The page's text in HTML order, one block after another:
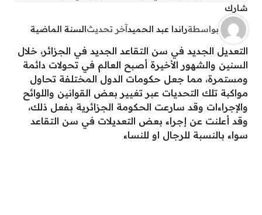
شارك
بواسطةراندا عبد الحميدآخر تحديثالسنة الماضية
التعديل الجديد في سن التقاعد الجديد في الجزائر، خلال
السنين والشهور الأخيرة أصبح العالم في تحولات دائمة
ومستمرة، مما جعل حكومات الدول المختلفة تحاول
مواكبة تلك التحديات عبر تغيير بعض القوانين واللوائح
والإجراءات وقد سارعت الحكومة الجزائرية بفعل ذلك،
وقد أعلنت عن إجراء بعض التعديلات في سن التقاعد
سواء بالنسبة للرجال او للنساء